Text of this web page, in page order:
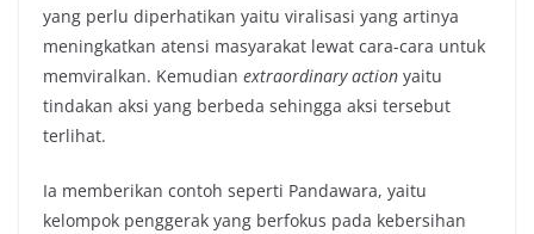
yang perlu diperhatikan yaitu viralisasi yang artinya
meningkatkan atensi masyarakat lewat cara-cara untuk
memviralkan. Kemudian extraordinary action yaitu
tindakan aksi yang berbeda sehingga aksi tersebut
terlihat.
Ia memberikan contoh seperti Pandawara, yaitu
kelompok penggerak yang berfokus pada kebersihan